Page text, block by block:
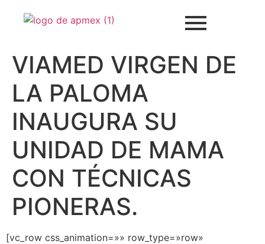
VIAMED VIRGEN DE
LA PALOMA
INAUGURA SU
UNIDAD DE MAMA
CON TÉCNICAS
PIONERAS.
[vc_row css_animation=»» row_type=»row»